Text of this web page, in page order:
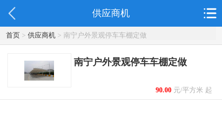
供应商机
首页> 供应商机> 南宁户外景观停车车棚定做
南宁户外景观停车车棚定做
90.00元/平方米 起